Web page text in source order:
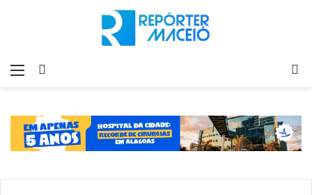
Menu